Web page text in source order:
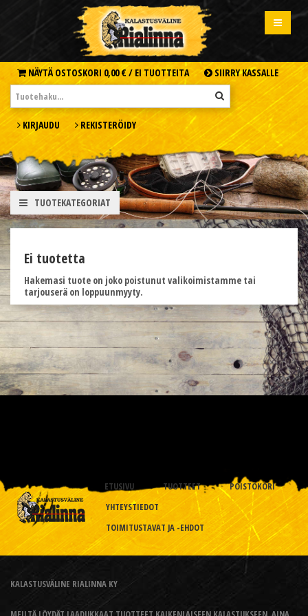
NÄYTÄ OSTOSKORI 0,00 € / EI TUOTTEITA SIIRRY KASSALLE
KIRJAUDU REKISTERÖIDY
TUOTEKATEGORIAT
Ei tuotetta
Hakemasi tuote on joko poistunut valikoimistamme tai
tarjouserä on loppuunmyyty.
ETUSIVU TUOTTEET
POISTOKORI
YHTEYSTIEDOT
TOIMITUSTAVAT JA -EHDOT
KALASTUSVÄLINE RIALINNA KY